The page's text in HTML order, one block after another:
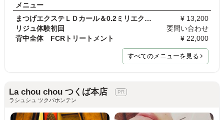
メニュー
まつげエクステＬＤカール＆0.2ミリエク（上フル）【…
¥ 13,200
リジュ体験初回
要問い合わせ
背中全体 FCRトリートメント
¥ 22,000
すべてのメニューを見る
La chou chou つくば本店
ラシュシュ ツクバホンテン